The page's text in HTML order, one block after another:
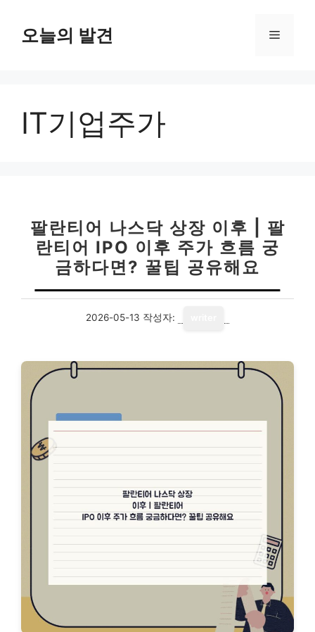
오늘의 발견 메
IT기업주가
팔란티어 나스닥 상장 이후 | 팔
란티어 IPO 이후 주가 흐름 궁
금하다면? 꿀팁 공유해요
2026-05-13 작성자: